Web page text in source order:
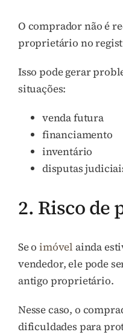
O comprador não é
proprietário no
Isso pode gerar
situações:
venda futura
financiamento
inventário
disputas
2. Risco de
Se oimóvel ainda
vendedor, ele pode
antigo proprietário.
Nesse caso, o
dificuldades para